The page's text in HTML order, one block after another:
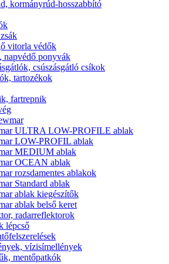
kormányrúd-hosszabbító
vitorla védők
napvédő ponyvák
csúszásgátló csíkok
tartozékok
fartrepnik
ULTRA LOW-PROFILE ablak
LOW-PROFIL ablak
MEDIUM ablak
OCEAN ablak
rozsdamentes ablakok
Standard ablak
ablak kiegészítők
ablak belső keret
radarreflektorok
lépcső
vízisímellények
mentőpatkók